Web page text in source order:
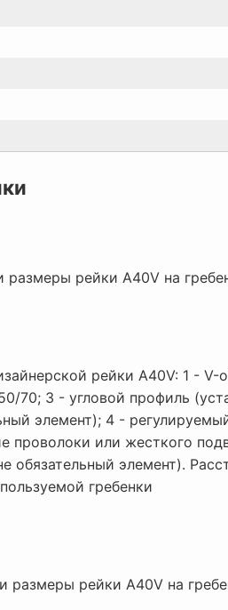
размеры рейки A40V на
рейки A40V: 1 - V-
70; 3 - угловой профиль
элемент); 4 -
проволоки или жесткого
обязательный элемент).
гребенки
размеры рейки A40V на